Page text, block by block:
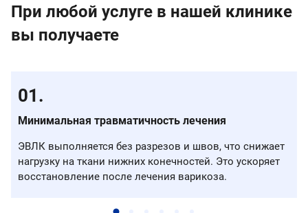
При любой услуге в нашей клинике
вы получаете
Минимальная травматичность лечения
ЭВЛК выполняется без разрезов и швов, что снижает
нагрузку на ткани нижних конечностей. Это ускоряет
восстановление после лечения варикоза.